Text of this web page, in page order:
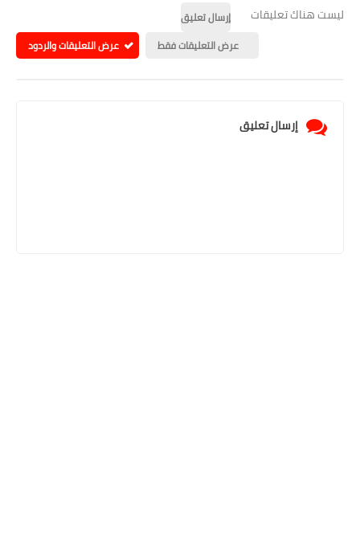
ليست هناك تعليقات
إرسال تعليق
عرض التعليقات فقط
عرض التعليقات والردود
إرسال تعليق